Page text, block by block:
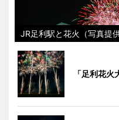
JR足利駅と花火（写真提
「足利花